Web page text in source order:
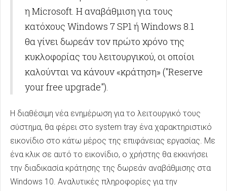
η Microsoft. Η αναβάθμιση για τους
κατόχους Windows 7 SP1 ή Windows 8.1
θα γίνει δωρεάν τον πρώτο χρόνο της
κυκλοφορίας του λειτουργικού, οι οποίοι
καλούνται να κάνουν «κράτηση» ("Reserve
your free upgrade").
Η διαθέσιμη νέα ενημέρωση για το λειτουργικό τους
σύστημα, θα φέρει στο system tray ένα χαρακτηριστικό
εικονίδιο στο κάτω μέρος της επιφάνειας εργασίας. Με
ένα κλικ σε αυτό το εικονίδιο, ο χρήστης θα εκκινήσει
την διαδικασία κράτησης της δωρεάν αναβάθμισης στα
Windows 10. Αναλυτικές πληροφορίες για την